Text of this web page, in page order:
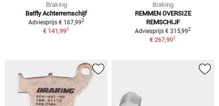
Braking
Batfly Achterremschijf
Adviesprijs € 167,992
€ 141,991
Braking
REMMEN OVERSIZE
REMSCHIJF
Adviesprijs € 315,992
€ 267,991